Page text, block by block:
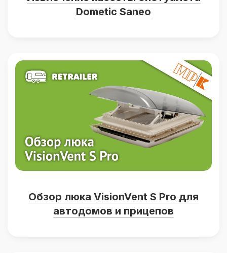
Dometic Saneo
Обзор люка VisionVent S Pro для
автодомов и прицепов